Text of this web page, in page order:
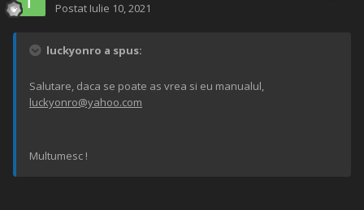
Postat Iulie 10, 2021
luckyonro a spus:
Salutare, daca se poate as vrea si eu manualul,
luckyonro@yahoo.com
Multumesc !